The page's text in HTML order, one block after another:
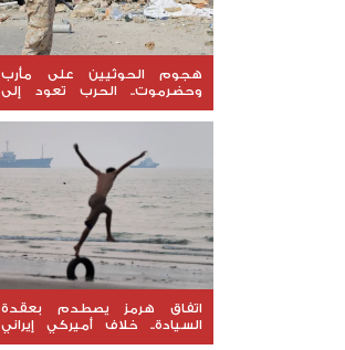
هجوم الحوثيين على مأرب
وحضرموت.. الحرب تعود إلى
مسار التصعيد المفتوح
اتفاق هرمز يصطدم بعقدة
السيادة.. خلاف أميركي إيراني
يعطل التسوية